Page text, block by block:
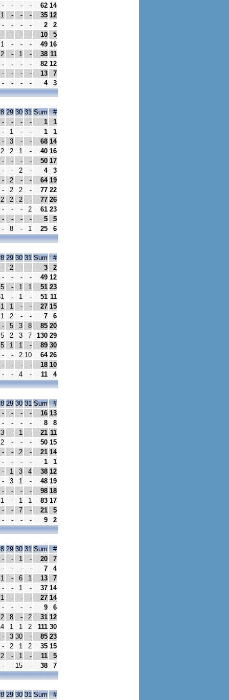
- - - - 62 14
1 - - - 35 12
- - - - 2
2
- - - - 10
5
1 - - - 49 16
2 - 1 - 38 11
- - - - 82 12
- - - - 13
7
- - - - 4
3
29 30 31 Sum
#
- - - - 1
1
- 1 - - 1
1
- 3 - - 68 14
2 2 1 - 40 16
- - - - 50 17
- - 2 - 4
3
- 2 - - 64 19
- 2 2 - 77 22
2 2 2 - 77 26
- - - 2 61 23
- - - - 5
5
- 8 - 1 25
6
29 30 31 Sum
#
- 2 - - 3
2
- - - - 49 12
5 - 1 1 51 23
- 1 - 51 11
1 1 - - 27 15
1 2 - - 7
6
- 5 3 8 85 20
5 2 3 7 130 29
5 1 1 - 89 30
- - 2 10 64 26
- - - - 18 10
- - 4 - 11
4
29 30 31 Sum
#
- - - - 16 13
- - - - 8
8
3 - 1 - 21 11
2 - - - 50 15
- - 2 - 21 14
- - - - 1
1
- 1 3 4 38 12
- 3 1 - 48 19
- - - - 98 18
1 - 1 1 83 17
- - 7 - 21
5
- - - - 9
2
29 30 31 Sum
#
- - 1 - 20
7
- - - - 7
4
1 - 6 1 13
7
- - 1 - 37 14
1 - - - 27 14
- - - - 9
6
2 8 - 2 31 12
1 1 2 111 30
- 3 30 - 85 23
- 2 1 2 35 15
2 - 1 - 11
5
- - 15 - 38
7
29 30 31 Sum
#